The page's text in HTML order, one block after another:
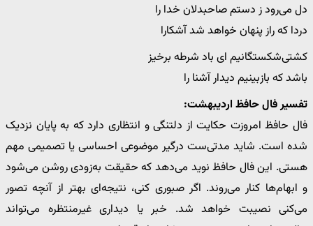
دل می‌رود ز دستم صاحبدلان خدا را
دردا که راز پنهان خواهد شد آشکارا
کشتی‌شکستگانیم ای باد شرطه برخیز
باشد که بازبینیم دیدار آشنا را
تفسیر فال حافظ اردیبهشت:
فال حافظ امروزت حکایت از دلتنگی و انتظاری دارد که به پایان نزدیک
شده است. شاید مدتی‌ست درگیر موضوعی احساسی یا تصمیمی مهم
هستی. این فال حافظ نوید می‌دهد که حقیقت به‌زودی روشن می‌شود
و ابهام‌ها کنار می‌روند. اگر صبوری کنی، نتیجه‌ای بهتر از آنچه تصور
می‌کنی نصیبت خواهد شد. خبر یا دیداری غیرمنتظره می‌تواند